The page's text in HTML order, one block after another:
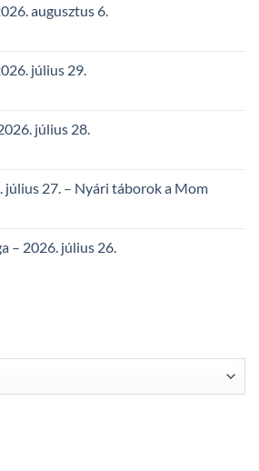
augusztus 6.
július 29.
július 28.
július 27. – Nyári táborok a Mom
– 2026. július 26.